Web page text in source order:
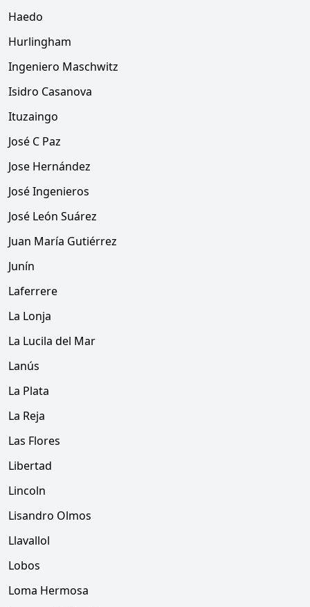
Haedo
Hurlingham
Ingeniero Maschwitz
Isidro Casanova
Ituzaingo
José C Paz
Jose Hernández
José Ingenieros
José León Suárez
Juan María Gutiérrez
Junín
Laferrere
La Lonja
La Lucila del Mar
Lanús
La Plata
La Reja
Las Flores
Libertad
Lincoln
Lisandro Olmos
Llavallol
Lobos
Loma Hermosa